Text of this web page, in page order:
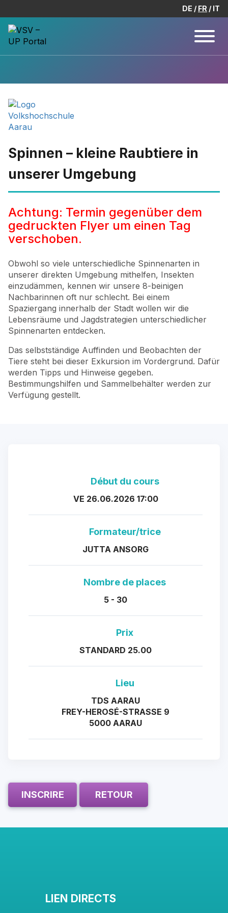
DE FR IT
Spinnen – kleine Raubtiere in
unserer Umgebung
Achtung: Termin gegenüber dem
gedruckten Flyer um einen Tag
verschoben.
Obwohl so viele unterschiedliche Spinnenarten in
unserer direkten Umgebung mithelfen, Insekten
einzudämmen, kennen wir unsere 8-beinigen
Nachbarinnen oft nur schlecht. Bei einem
Spaziergang innerhalb der Stadt wollen wir die
Lebensräume und Jagdstrategien unterschiedlicher
Spinnenarten entdecken.
Das selbstständige Auffinden und Beobachten der
Tiere steht bei dieser Exkursion im Vordergrund. Dafür
werden Tipps und Hinweise gegeben.
Bestimmungshilfen und Sammelbehälter werden zur
Verfügung gestellt.
Début du cours
VE 26.06.2026 17:00
Formateur/trice
JUTTA ANSORG
Nombre de places
5 - 30
Prix
STANDARD 25.00
Lieu
TDS AARAU
FREY-HEROSÉ-STRASSE 9
5000 AARAU
INSCRIRE RETOUR
LIEN DIRECTS